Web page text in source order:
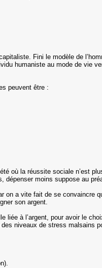
Fini le modèle de
humaniste au mode de vie
peuvent être :
où la réussite sociale n’est
moins suppose au
a vite fait de se convaincre
son argent.
à l’argent, pour avoir le
niveaux de stress malsains